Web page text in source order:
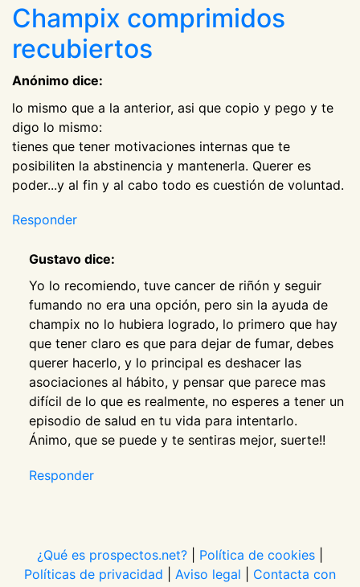
Champix comprimidos
recubiertos
Anónimo dice:
lo mismo que a la anterior, asi que copio y pego y te
digo lo mismo:
tienes que tener motivaciones internas que te
posibiliten la abstinencia y mantenerla. Querer es
poder...y al fin y al cabo todo es cuestión de voluntad.
Responder
Gustavo dice:
Yo lo recomiendo, tuve cancer de riñón y seguir
fumando no era una opción, pero sin la ayuda de
champix no lo hubiera logrado, lo primero que hay
que tener claro es que para dejar de fumar, debes
querer hacerlo, y lo principal es deshacer las
asociaciones al hábito, y pensar que parece mas
difícil de lo que es realmente, no esperes a tener un
episodio de salud en tu vida para intentarlo.
Ánimo, que se puede y te sentiras mejor, suerte!!
Responder
¿Qué es prospectos.net? Política de cookies
Políticas de privacidad
Aviso legal
Contacta con